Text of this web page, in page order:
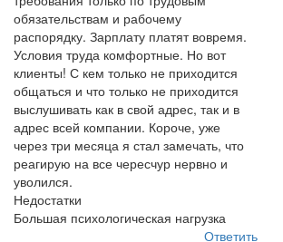
обязательствам и рабочему
распорядку. Зарплату платят вовремя.
Условия труда комфортные. Но вот
клиенты! С кем только не приходится
общаться и что только не приходится
выслушивать как в свой адрес, так и в
адрес всей компании. Короче, уже
через три месяца я стал замечать, что
реагирую на все чересчур нервно и
уволился.
Недостатки
Большая психологическая нагрузка
Ответить